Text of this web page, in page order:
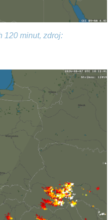
120 minut, zdroj: